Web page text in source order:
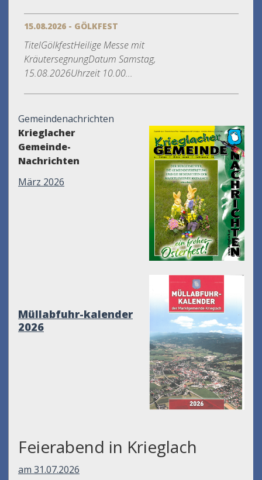
15.08.2026 - GÖLKFEST
TitelGölkfestHeilige Messe mit
KräutersegnungDatum Samstag,
15.08.2026Uhrzeit 10.00...
Gemeindenachrichten
Krieglacher
Gemeinde-
Nachrichten
März 2026
Müllabfuhr-kalender
2026
Feierabend in Krieglach
am 31.07.2026